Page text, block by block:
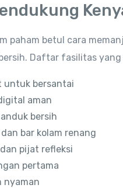
paham betul cara
Daftar fasilitas
untuk bersantai
aman
bersih
bar kolam renang
pijat refleksi
pertama
nyaman